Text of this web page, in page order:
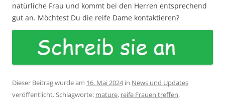
natürliche Frau und kommt bei den Herren entsprechend
gut an. Möchtest Du die reife Dame kontaktieren?
Dieser Beitrag wurde am 16. Mai 2024in News und Updates
veröffentlicht. Schlagworte: mature, reife Frauen treffen,